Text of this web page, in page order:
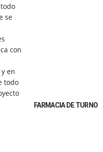
se
con
en
todo
FARMACIA DE TURNO